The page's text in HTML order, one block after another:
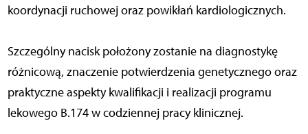
koordynacji ruchowej oraz powikłań kardiologicznych.
Szczególny nacisk położony zostanie na diagnostykę
różnicową, znaczenie potwierdzenia genetycznego oraz
praktyczne aspekty kwalifikacji i realizacji programu
lekowego B.174 w codziennej pracy klinicznej.